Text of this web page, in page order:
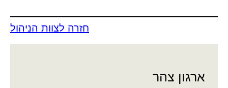
חזרה לצוות הניהול
ארגון צהר